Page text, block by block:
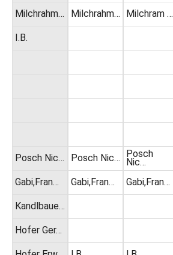
Milchrahm…
I.B.
Posch Nic…
Gabi,Fran…
Kandlbaue…
Hofer Ger…
Milchrahm…
Posch Nic…
Gabi,Fran…
Milchram …
Posch
Nic…
Gabi,Fran…